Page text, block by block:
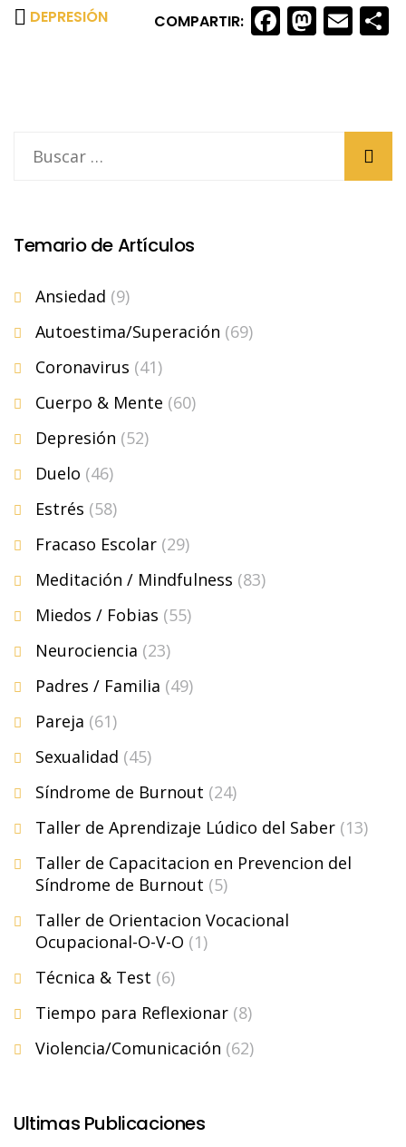
DEPRESIÓN COMPARTIR:
Temario de Artículos
Ansiedad (9)
Autoestima/Superación (69)
Coronavirus (41)
Cuerpo & Mente (60)
Depresión (52)
Duelo (46)
Estrés (58)
Fracaso Escolar (29)
Meditación / Mindfulness (83)
Miedos / Fobias (55)
Neurociencia (23)
Padres / Familia (49)
Pareja (61)
Sexualidad (45)
Síndrome de Burnout (24)
Taller de Aprendizaje Lúdico del Saber (13)
Taller de Capacitacion en Prevencion del
Síndrome de Burnout (5)
Taller de Orientacion Vocacional
Ocupacional-O-V-O (1)
Técnica & Test (6)
Tiempo para Reflexionar (8)
Violencia/Comunicación (62)
Ultimas Publicaciones